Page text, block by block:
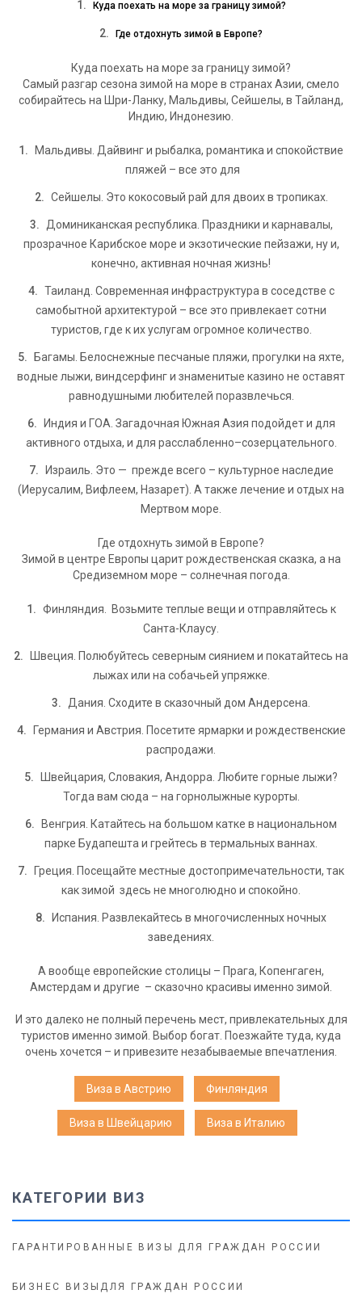
Куда поехать на море за границу зимой?
Где отдохнуть зимой в Европе?
Куда поехать на море за границу зимой?
Самый разгар сезона зимой на море в странах Азии, смело
собирайтесь на Шри-Ланку, Мальдивы, Сейшелы, в Тайланд,
Индию, Индонезию.
Мальдивы. Дайвинг и рыбалка, романтика и спокойствие
пляжей – все это для
Сейшелы. Это кокосовый рай для двоих в тропиках.
Доминиканская республика. Праздники и карнавалы,
прозрачное Карибское море и экзотические пейзажи, ну и,
конечно, активная ночная жизнь!
Таиланд. Современная инфраструктура в соседстве с
самобытной архитектурой – все это привлекает сотни
туристов, где к их услугам огромное количество.
Багамы. Белоснежные песчаные пляжи, прогулки на яхте,
водные лыжи, виндсерфинг и знаменитые казино не оставят
равнодушными любителей поразвлечься.
Индия и ГОА. Загадочная Южная Азия подойдет и для
активного отдыха, и для расслабленно–созерцательного.
Израиль. Это — прежде всего – культурное наследие
(Иерусалим, Вифлеем, Назарет). А также лечение и отдых на
Мертвом море.
Где отдохнуть зимой в Европе?
Зимой в центре Европы царит рождественская сказка, а на
Средиземном море – солнечная погода.
Финляндия. Возьмите теплые вещи и отправляйтесь к
Санта-Клаусу.
Швеция. Полюбуйтесь северным сиянием и покатайтесь на
лыжах или на собачьей упряжке.
Дания. Сходите в сказочный дом Андерсена.
Германия и Австрия. Посетите ярмарки и рождественские
распродажи.
Швейцария, Словакия, Андорра. Любите горные лыжи?
Тогда вам сюда – на горнолыжные курорты.
Венгрия. Катайтесь на большом катке в национальном
парке Будапешта и грейтесь в термальных ваннах.
Греция. Посещайте местные достопримечательности, так
как зимой здесь не многолюдно и спокойно.
Испания. Развлекайтесь в многочисленных ночных
заведениях.
А вообще европейские столицы – Прага, Копенгаген,
Амстердам и другие – сказочно красивы именно зимой.
И это далеко не полный перечень мест, привлекательных для
туристов именно зимой. Выбор богат. Поезжайте туда, куда
очень хочется – и привезите незабываемые впечатления.
Виза в Австрию Финляндия
Виза в Швейцарию Виза в Италию
КАТЕГОРИИ ВИЗ
ГАРАНТИРОВАННЫЕ ВИЗЫ ДЛЯ ГРАЖДАН РОССИИ
БИЗНЕС ВИЗЫДЛЯ ГРАЖДАН РОССИИ